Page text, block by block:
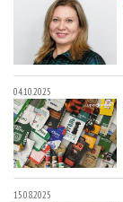
04.10.2025
15.08.2025